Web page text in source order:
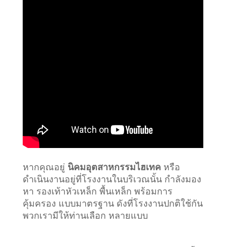
หากคุณอยู่ นิคมอุตสาหกรรมไฮเทคหรือ
ดำเนินงานอยู่ที่โรงงานในบริเวณนั้น กำลังมอง
หา รองเท้าหัวเหล็ก พื้นเหล็ก พร้อมการ
คุ้มครอง แบบมาตรฐาน ดังที่โรงงานปกติใช้กัน
พวกเรามีให้ท่านเลือก หลายแบบ